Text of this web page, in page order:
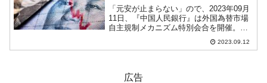
「元安が止まらない」ので、2023年09月
11日、『中国人民銀行』は外国為替市場
自主規制メカニズム特別会合を開催。⇒
参照・引用元：『国家外貨管理局
（SAFE）』公式サイト「全国外汇市场
2023.09.12
広告